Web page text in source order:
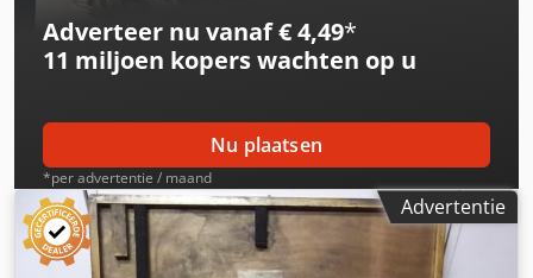
Adverteer nu vanaf € 4,49*
11 miljoen koperswachten op u
Nu plaatsen
*per advertentie / maand
Advertentie